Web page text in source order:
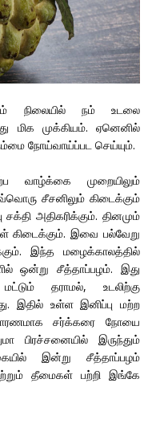
நிலையில் நம் உடலை
மிக முக்கியம். ஏனெனில்
நோய்வாய்ப்பட செய்யும்.
வாழ்க்கை முறையிலும்
சீசனிலும் கிடைக்கும்
அதிகரிக்கும். தினமும்
கிடைக்கும். இவை பல்வேறு
இந்த மழைக்காலத்தில்
ஒன்று சீத்தாப்பழம். இது
தராமல், உடலிற்கு
இதில் உள்ள இனிப்பு மற்ற
சர்க்கரை நோயை
பிரச்சனையில் இருந்தும்
இன்று சீத்தாப்பழம்
தீமைகள் பற்றி இங்கே